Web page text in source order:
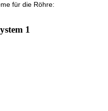
für die Röhre:
1